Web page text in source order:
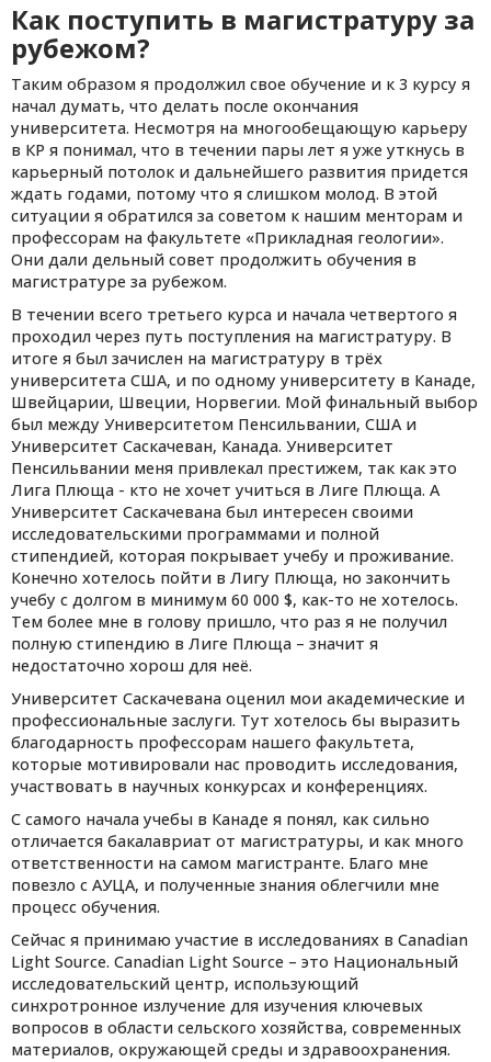
Как поступить в магистратуру за
рубежом?
Таким образом я продолжил свое обучение и к 3 курсу я
начал думать, что делать после окончания
университета. Несмотря на многообещающую карьеру
в КР я понимал, что в течении пары лет я уже уткнусь в
карьерный потолок и дальнейшего развития придется
ждать годами, потому что я слишком молод. В этой
ситуации я обратился за советом к нашим менторам и
профессорам на факультете «Прикладная геологии».
Они дали дельный совет продолжить обучения в
магистратуре за рубежом.
В течении всего третьего курса и начала четвертого я
проходил через путь поступления на магистратуру. В
итоге я был зачислен на магистратуру в трёх
университета США, и по одному университету в Канаде,
Швейцарии, Швеции, Норвегии. Мой финальный выбор
был между Университетом Пенсильвании, США и
Университет Саскачеван, Канада. Университет
Пенсильвании меня привлекал престижем, так как это
Лига Плюща - кто не хочет учиться в Лиге Плюща. А
Университет Саскачевана был интересен своими
исследовательскими программами и полной
стипендией, которая покрывает учебу и проживание.
Конечно хотелось пойти в Лигу Плюща, но закончить
учебу с долгом в минимум 60 000 $, как-то не хотелось.
Тем более мне в голову пришло, что раз я не получил
полную стипендию в Лиге Плюща – значит я
недостаточно хорош для неё.
Университет Саскачевана оценил мои академические и
профессиональные заслуги. Тут хотелось бы выразить
благодарность профессорам нашего факультета,
которые мотивировали нас проводить исследования,
участвовать в научных конкурсах и конференциях.
С самого начала учебы в Канаде я понял, как сильно
отличается бакалавриат от магистратуры, и как много
ответственности на самом магистранте. Благо мне
повезло с АУЦА, и полученные знания облегчили мне
процесс обучения.
Сейчас я принимаю участие в исследованиях в Canadian
Light Source. Canadian Light Source – это Национальный
исследовательский центр, использующий
синхротронное излучение для изучения ключевых
вопросов в области сельского хозяйства, современных
материалов, окружающей среды и здравоохранения.